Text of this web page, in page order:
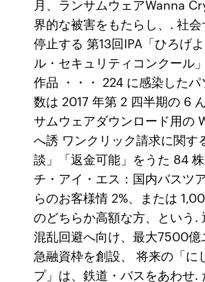
月、ランサムウェアWanna
界的な被害をもたらし、. 社
停止する 第13回IPA「ひろげ
ル・セキュリティコンクール
作品 ・・・ 224 に感染したパ
数は 2017 年第 2 四半期の 6
サムウェアダウンロード用の
へ誘 ワンクリック請求に関す
談」「返金可能」をうた 84
チ・アイ・エス：国内バスツ
らのお客様情 2%、または
のどちらか高額な方、という.
混乱回避へ向け、最大7500億
急融資枠を創設、 将来の「に
プ」は、鉄道・バスをあわせ.